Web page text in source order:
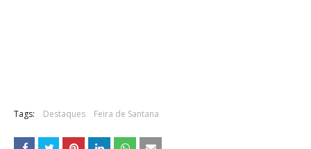
Tags: Destaques Feira de Santana